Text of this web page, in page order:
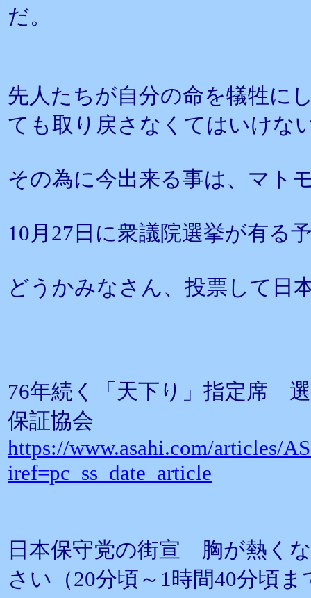
だ。
先人たちが自分の命を犠牲に
ても取り戻さなくてはいけな
その為に今出来る事は、マト
10月27日に衆議院選挙が有る
どうかみなさん、投票して日
76年続く「天下り」指定席
保証協会
https://www.asahi.com/articles/
iref=pc_ss_date_article
日本保守党の街宣 胸が熱く
さい（20分頃～1時間40分頃ま